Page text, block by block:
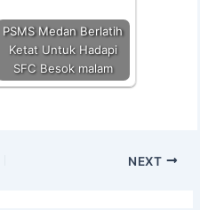
PSMS Medan Berlatih
Ketat Untuk Hadapi
SFC Besok malam
NEXT